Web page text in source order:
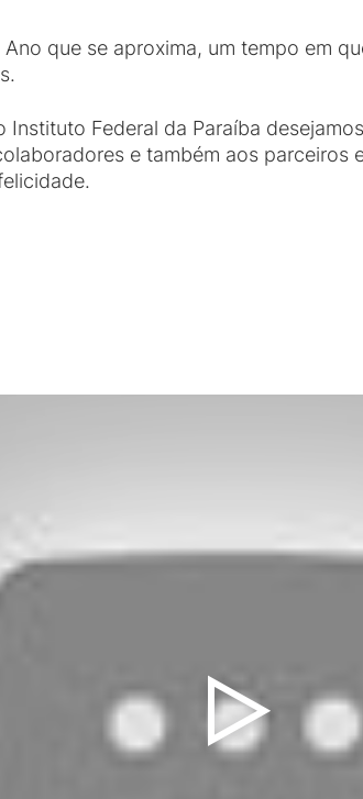
que se aproxima, um tempo em
Federal da Paraíba
e também aos parceiros